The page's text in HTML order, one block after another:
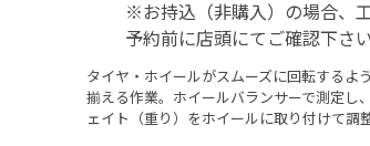
※お持込（非購入）の場合、
予約前に店頭にてご確認下さい
タイヤ・ホイールがスムーズに回転するよ
揃える作業。ホイールバランサーで測定し
ェイト（重り）をホイールに取り付けて調